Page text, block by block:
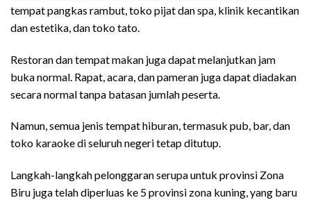
tempat pangkas rambut, toko pijat dan spa, klinik kecantikan
dan estetika, dan toko tato.
Restoran dan tempat makan juga dapat melanjutkan jam
buka normal. Rapat, acara, dan pameran juga dapat diadakan
secara normal tanpa batasan jumlah peserta.
Namun, semua jenis tempat hiburan, termasuk pub, bar, dan
toko karaoke di seluruh negeri tetap ditutup.
Langkah-langkah pelonggaran serupa untuk provinsi Zona
Biru juga telah diperluas ke 5 provinsi zona kuning, yang baru